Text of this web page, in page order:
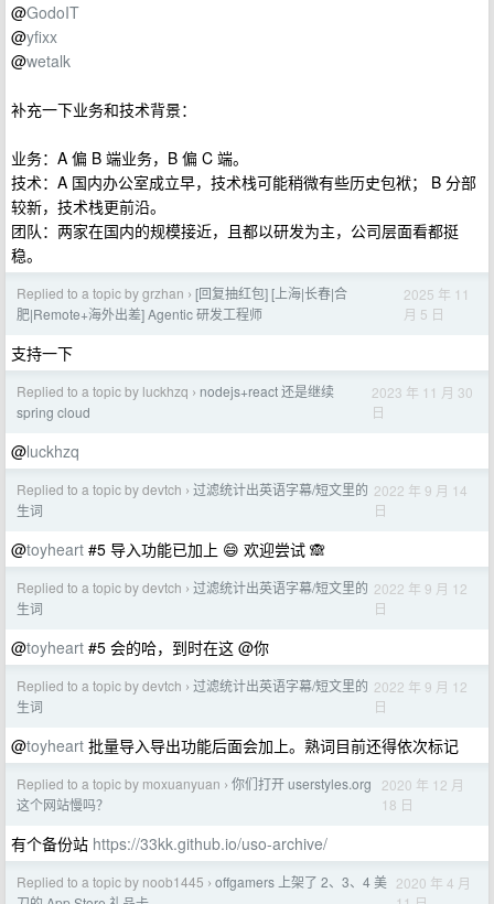
@GodoIT
@yfixx
@wetalk
补充一下业务和技术背景：
业务：A 偏 B 端业务，B 偏 C 端。
技术：A 国内办公室成立早，技术栈可能稍微有些历史包袱； B 分部
较新，技术栈更前沿。
团队：两家在国内的规模接近，且都以研发为主，公司层面看都挺
稳。
Replied to a topic by grzhan › [回复抽红包] [上海|长春|合
肥|Remote+海外出差] Agentic 研发工程师
2025 年 11
月 5 日
支持一下
Replied to a topic by luckhzq › nodejs+react 还是继续
spring cloud
2023 年 11 月 30
日
@luckhzq
Replied to a topic by devtch › 过滤统计出英语字幕/短文里的
生词
2022 年 9 月 14
日
@toyheart #5 导入功能已加上 😄 欢迎尝试 🙈
Replied to a topic by devtch › 过滤统计出英语字幕/短文里的
生词
2022 年 9 月 12
日
@toyheart #5 会的哈，到时在这 @你
Replied to a topic by devtch › 过滤统计出英语字幕/短文里的
生词
2022 年 9 月 12
日
@toyheart 批量导入导出功能后面会加上。熟词目前还得依次标记
Replied to a topic by moxuanyuan › 你们打开 userstyles.org
这个网站慢吗？
2020 年 12 月
18 日
有个备份站 https://33kk.github.io/uso-archive/
Replied to a topic by noob1445 › offgamers 上架了 2、3、4 美 2020 年 4 月